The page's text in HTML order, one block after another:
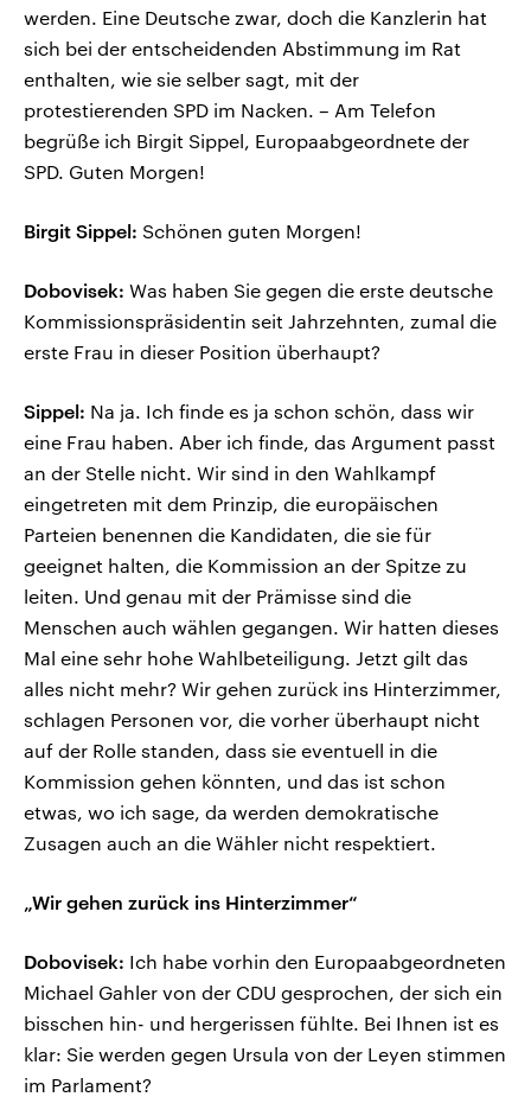
werden. Eine Deutsche zwar, doch die Kanzlerin hat
sich bei der entscheidenden Abstimmung im Rat
enthalten, wie sie selber sagt, mit der
protestierenden SPD im Nacken. – Am Telefon
begrüße ich Birgit Sippel, Europaabgeordnete der
SPD. Guten Morgen!
Birgit Sippel: Schönen guten Morgen!
Dobovisek: Was haben Sie gegen die erste deutsche
Kommissionspräsidentin seit Jahrzehnten, zumal die
erste Frau in dieser Position überhaupt?
Sippel: Na ja. Ich finde es ja schon schön, dass wir
eine Frau haben. Aber ich finde, das Argument passt
an der Stelle nicht. Wir sind in den Wahlkampf
eingetreten mit dem Prinzip, die europäischen
Parteien benennen die Kandidaten, die sie für
geeignet halten, die Kommission an der Spitze zu
leiten. Und genau mit der Prämisse sind die
Menschen auch wählen gegangen. Wir hatten dieses
Mal eine sehr hohe Wahlbeteiligung. Jetzt gilt das
alles nicht mehr? Wir gehen zurück ins Hinterzimmer,
schlagen Personen vor, die vorher überhaupt nicht
auf der Rolle standen, dass sie eventuell in die
Kommission gehen könnten, und das ist schon
etwas, wo ich sage, da werden demokratische
Zusagen auch an die Wähler nicht respektiert.
„Wir gehen zurück ins Hinterzimmer“
Dobovisek: Ich habe vorhin den Europaabgeordneten
Michael Gahler von der CDU gesprochen, der sich ein
bisschen hin- und hergerissen fühlte. Bei Ihnen ist es
klar: Sie werden gegen Ursula von der Leyen stimmen
im Parlament?